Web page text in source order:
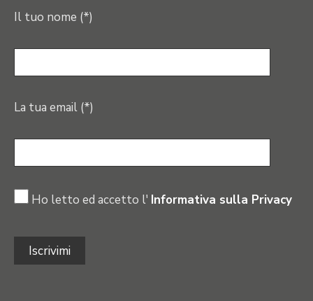
Il tuo nome (*)
La tua email (*)
Ho letto ed accetto l' Informativa sulla Privacy